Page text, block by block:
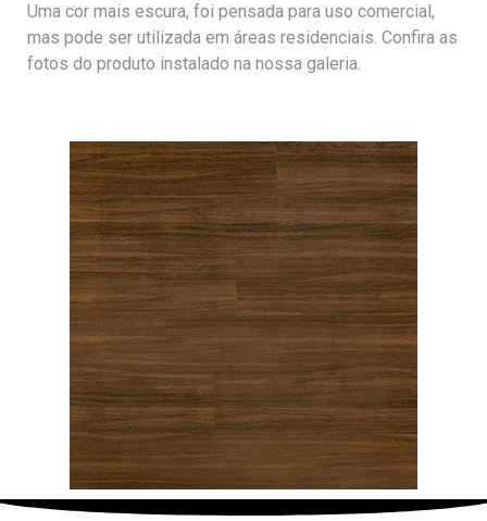
Uma cor mais escura, foi pensada para uso comercial,
mas pode ser utilizada em áreas residenciais. Confira as
fotos do produto instalado na nossa galeria.